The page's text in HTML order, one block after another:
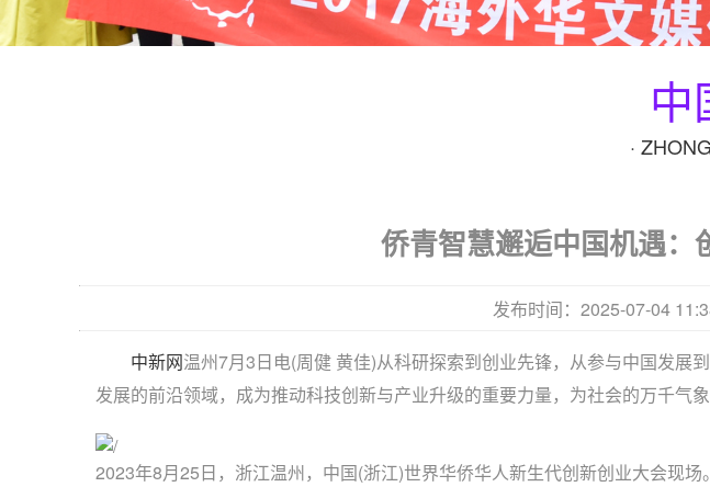
中
·
侨青智慧邂逅中国机遇：
发布时间：2025-07-04
中新网温州7月3日电(周健 黄佳)从科研探索到创业先锋，从参与中国发
发展的前沿领域，成为推动科技创新与产业升级的重要力量，为社会的万千气象
2023年8月25日，浙江温州，中国(浙江)世界华侨华人新生代创新创业大会现